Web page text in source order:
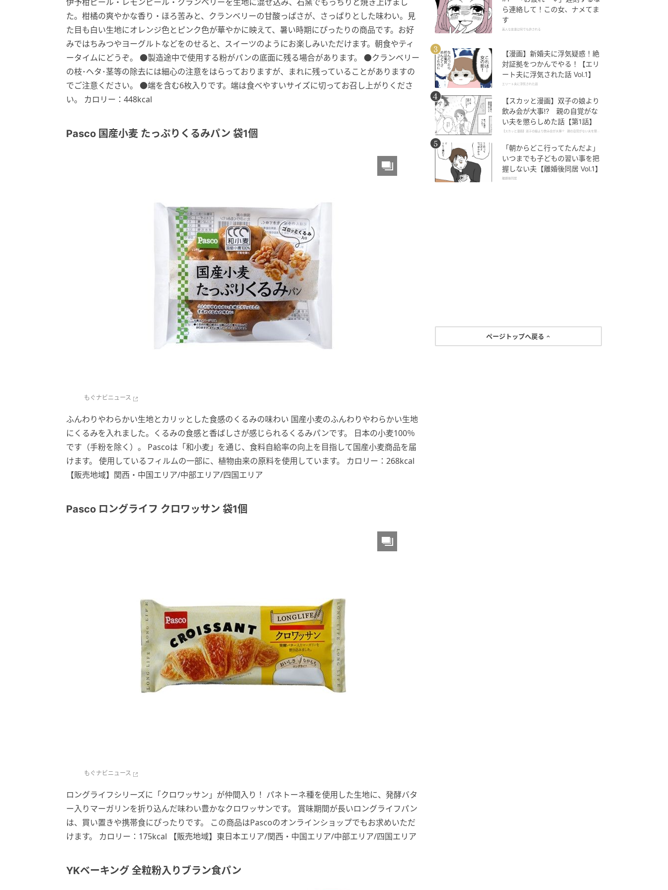
た。柑橘の爽やかな香り・ほろ苦みと、クランベリーの甘酸っぱさが、さっぱりとした味わい。見
た目も白い生地にオレンジ色とピンク色が華やかに映えて、暑い時期にぴったりの商品です。お好
みではちみつやヨーグルトなどをのせると、スイーツのようにお楽しみいただけます。朝食やティ
ータイムにどうぞ。 ●製造途中で使用する粉がパンの底面に残る場合があります。 ●クランベリー
の枝･ヘタ･茎等の除去には細心の注意をはらっておりますが、まれに残っていることがありますの
でご注意ください。 ●端を含む6枚入りです。端は食べやすいサイズに切ってお召し上がりくださ
い。 カロリー：448kcal
Pasco 国産小麦 たっぷりくるみパン 袋1個
もぐナビニュース
ふんわりやわらかい生地とカリッとした食感のくるみの味わい 国産小麦のふんわりやわらかい生地
にくるみを入れました。くるみの食感と香ばしさが感じられるくるみパンです。 日本の小麦100％
です（手粉を除く）。 Pascoは「和小麦」を通じ、食料自給率の向上を目指して国産小麦商品を届
けます。 使用しているフィルムの一部に、植物由来の原料を使用しています。 カロリー：268kcal
【販売地域】関西・中国エリア/中部エリア/四国エリア
Pasco ロングライフ クロワッサン 袋1個
もぐナビニュース
ロングライフシリーズに「クロワッサン」が仲間入り！ パネトーネ種を使用した生地に、発酵バタ
ー入りマーガリンを折り込んだ味わい豊かなクロワッサンです。 賞味期間が長いロングライフパン
は、買い置きや携帯食にぴったりです。 この商品はPascoのオンラインショップでもお求めいただ
けます。 カロリー：175kcal 【販売地域】東日本エリア/関西・中国エリア/中部エリア/四国エリア
YKベーキング 全粒粉入りブラン食パン
ら連絡して！この女、ナメてま
す
美人な友達は何でも許される
【漫画】新婚夫に浮気疑惑！絶
対証拠をつかんでやる！【エリ
ート夫に浮気された話 Vol.1】
エリート夫に浮気された話
【スカッと漫画】双子の娘より
飲み会が大事!? 親の自覚がな
い夫を懲らしめた話【第1話】
【スカッと漫画】双子の娘より飲み会が大事!? 親の自覚がない夫を懲ら
「朝からどこ行ってたんだよ」
いつまでも子どもの習い事を把
握しない夫【離婚後同居 Vol.1】
離婚後同居
ページトップへ戻る